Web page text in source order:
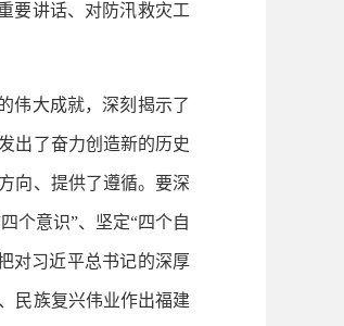
要讲话、对防汛救灾工
伟大成就，深刻揭示了
出了奋力创造新的历史
向、提供了遵循。要深
个意识”、坚定“四个自
对习近平总书记的深厚
民族复兴伟业作出福建